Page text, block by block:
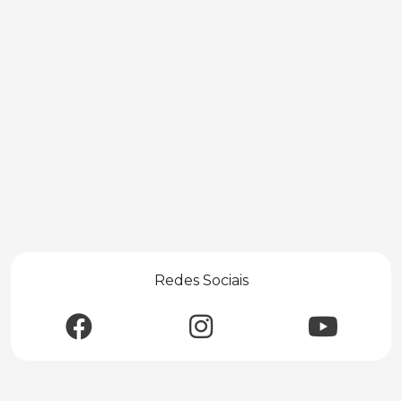
Redes Sociais